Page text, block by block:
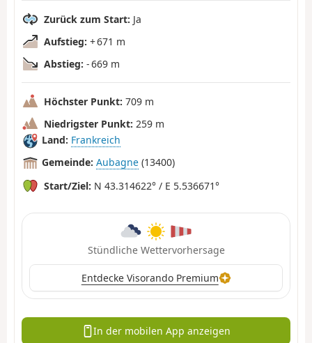
Zurück zum Start: Ja
Aufstieg: + 671 m
Abstieg: - 669 m
Höchster Punkt: 709 m
Niedrigster Punkt: 259 m
Land: Frankreich
Gemeinde: Aubagne (13400)
Start/Ziel: N 43.314622° / E 5.536671°
Stündliche Wettervorhersage
Entdecke Visorando Premium
In der mobilen App anzeigen